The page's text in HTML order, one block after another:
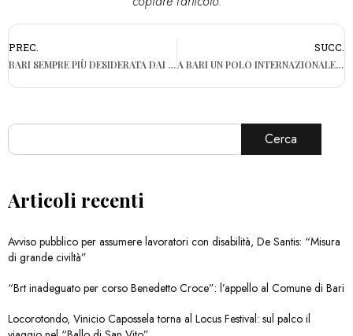
PREC.
BARI SEMPRE PIÙ DESIDERATA DAI TURISTI STRANIERI, IL WEB TRAINA LA CRESCITA A LIVELLO INTERNAZIONALE
SUCC.
A BARI UN POLO INTERNAZIONALE PER 1200 STUDENTI, OK AD ACCORDO CON LA CINA
Cerca
Articoli recenti
Avviso pubblico per assumere lavoratori con disabilità, De Santis: “Misura
di grande civiltà”
“Brt inadeguato per corso Benedetto Croce”: l’appello al Comune di Bari
Locorotondo, Vinicio Capossela torna al Locus Festival: sul palco il